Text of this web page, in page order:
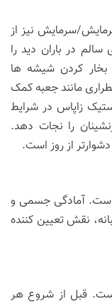
سرمایش نیز از
در باران دید را
کردن شیشه ها
مانند جعبه کمک
زاپاس در شرایط
را نجات دهد.
از روز است.
است. آمادگی جسمی و
نقش تعیین کننده
قبل از شروع هر